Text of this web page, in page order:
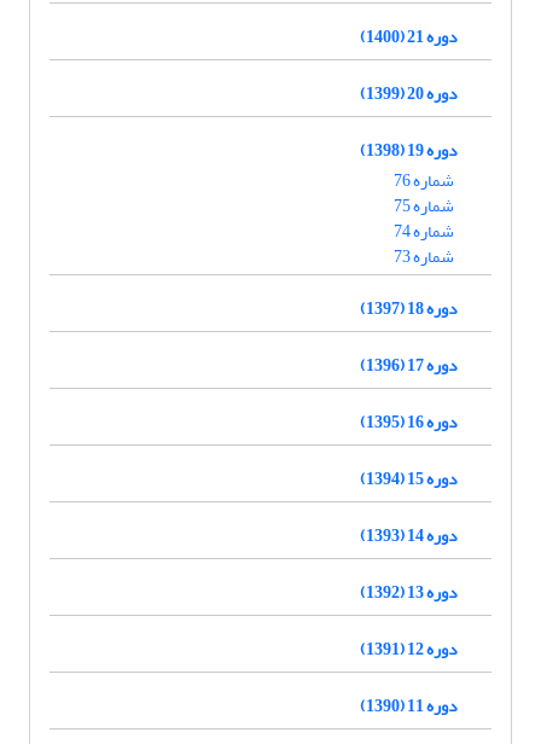
دوره 21 (1400)
دوره 20 (1399)
دوره 19 (1398)
شماره 76
شماره 75
شماره 74
شماره 73
دوره 18 (1397)
دوره 17 (1396)
دوره 16 (1395)
دوره 15 (1394)
دوره 14 (1393)
دوره 13 (1392)
دوره 12 (1391)
دوره 11 (1390)